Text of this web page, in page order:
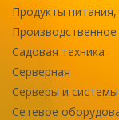
Продукты питания,
Садовая техника
Серверная
Серверы и
Сетевое